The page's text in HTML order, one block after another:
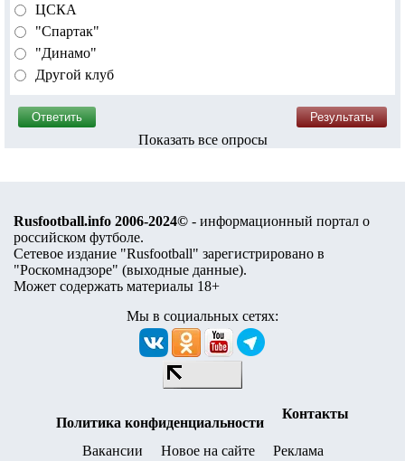
ЦСКА
"Спартак"
"Динамо"
Другой клуб
Показать все опросы
Rusfootball.info 2006-2024© - информационный портал о
российском футболе.
Сетевое издание "Rusfootball" зарегистрировано в
"Роскомнадзоре" (выходные данные).
Может содержать материалы 18+
Мы в социальных сетях:
Политика конфиденциальности
Контакты
Вакансии Новое на сайте Реклама